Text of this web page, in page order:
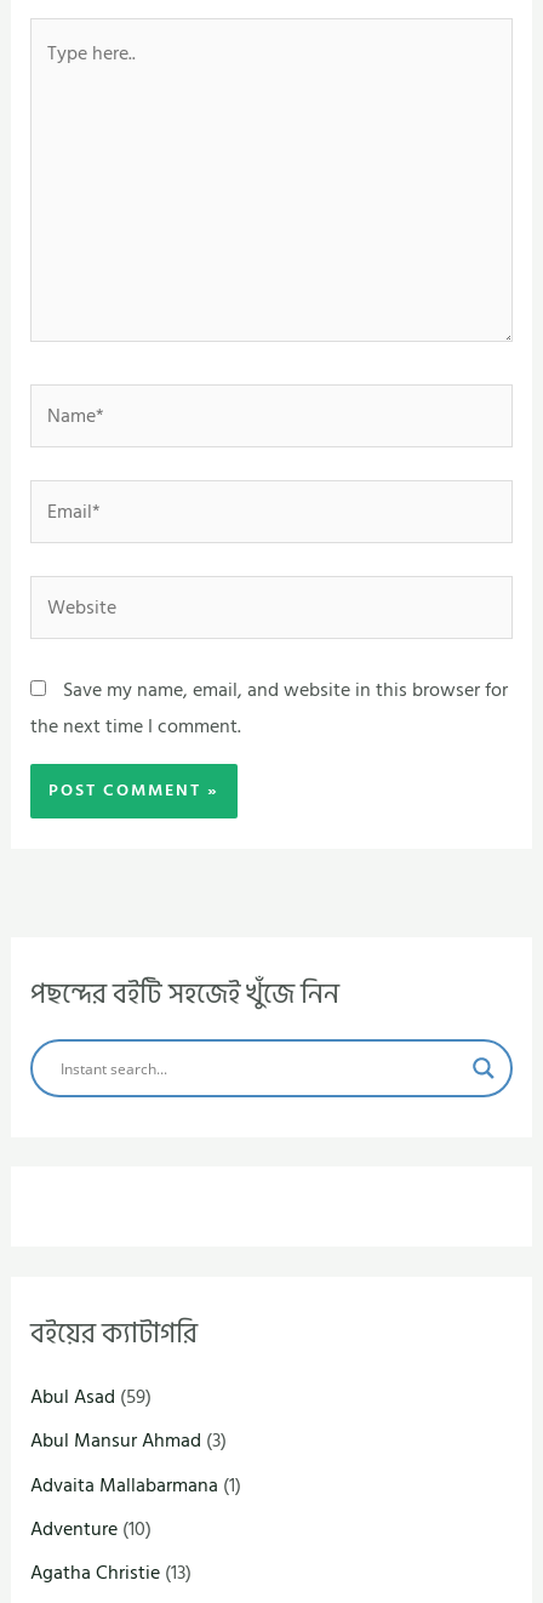
here..
Name*
Email*
Website
Save my name, email, and website in this browser for
the next time I comment.
পছন্দের বইটি সহজেই খুঁজে নিন
বইয়ের ক্যাটাগরি
Abul Asad (59)
Abul Mansur Ahmad (3)
Advaita Mallabarmana (1)
Adventure(10)
Agatha Christie(13)